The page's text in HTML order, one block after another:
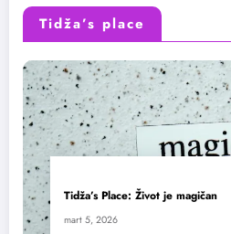
Tidža’s place
Tidža’s Place: Život je magičan
mart 5, 2026